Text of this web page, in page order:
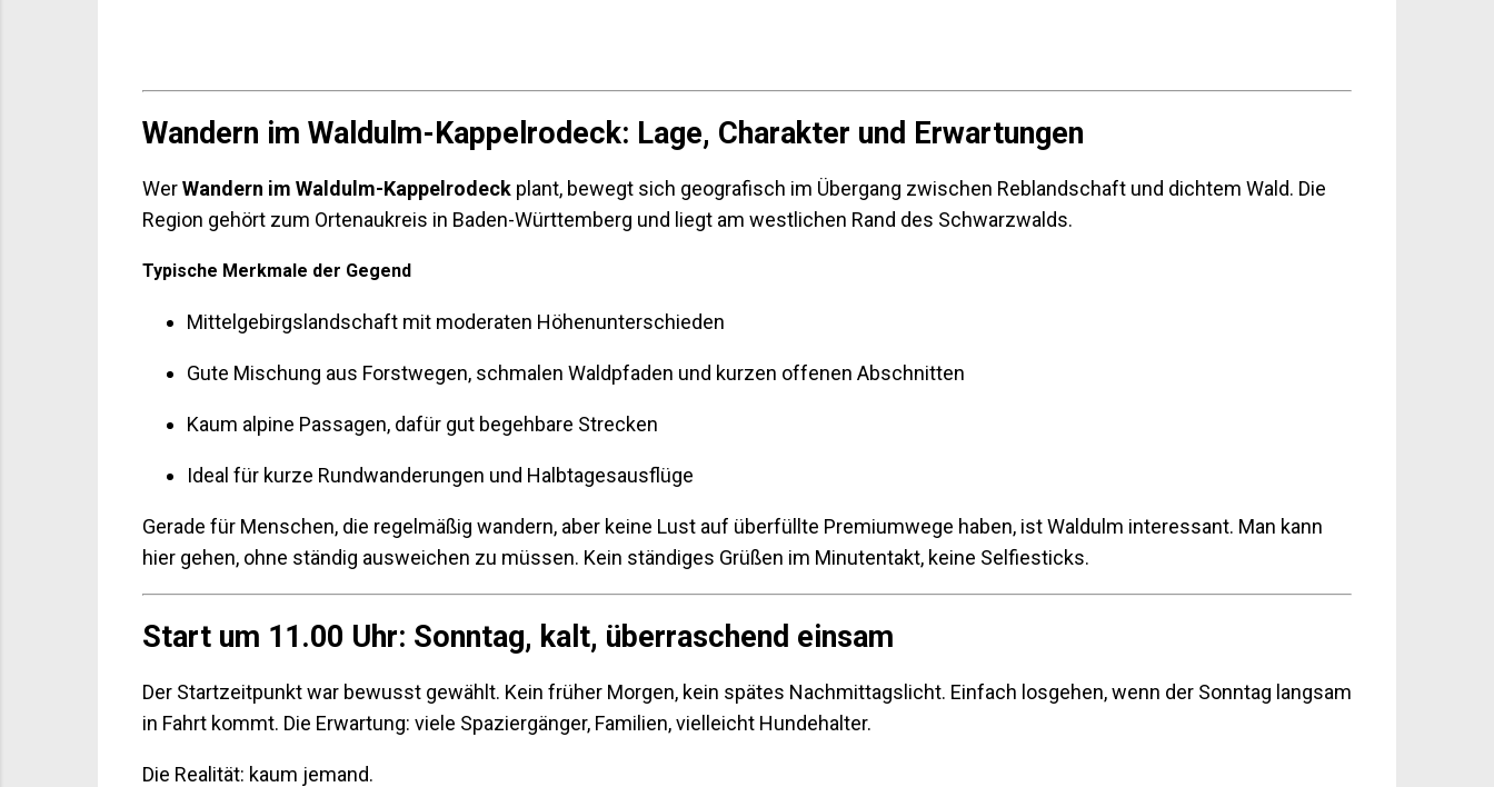
Wandern im Waldulm-Kappelrodeck: Lage, Charakter und Erwartungen
WerWandern im Waldulm-Kappelrodeck plant, bewegt sich geografisch im Übergang zwischen Reblandschaft und dichtem Wald. Die
Region gehört zum Ortenaukreis in Baden-Württemberg und liegt am westlichen Rand des Schwarzwalds.
Typische Merkmale der Gegend
Mittelgebirgslandschaft mit moderaten Höhenunterschieden
Gute Mischung aus Forstwegen, schmalen Waldpfaden und kurzen offenen Abschnitten
Kaum alpine Passagen, dafür gut begehbare Strecken
Ideal für kurze Rundwanderungen und Halbtagesausflüge
Gerade für Menschen, die regelmäßig wandern, aber keine Lust auf überfüllte Premiumwege haben, ist Waldulm interessant. Man kann
hier gehen, ohne ständig ausweichen zu müssen. Kein ständiges Grüßen im Minutentakt, keine Selfiesticks.
Start um 11.00 Uhr: Sonntag, kalt, überraschend einsam
Der Startzeitpunkt war bewusst gewählt. Kein früher Morgen, kein spätes Nachmittagslicht. Einfach losgehen, wenn der Sonntag langsam
in Fahrt kommt. Die Erwartung: viele Spaziergänger, Familien, vielleicht Hundehalter.
Die Realität: kaum jemand.